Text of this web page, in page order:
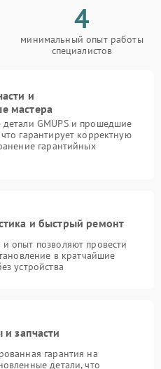
4
минимальный опыт работы
специалистов
и
мастера
GMUPS и прошедшие
гарантирует корректную
гарантийных
и быстрый ремонт
опыт позволяют провести
в кратчайшие
устройства
и запчасти
гарантия на
детали, что